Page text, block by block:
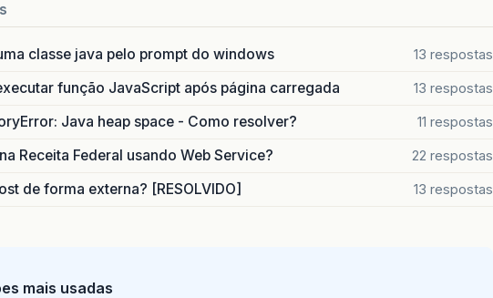
classe java pelo prompt do windows 13 respostas
função JavaScript após página carregada 13 respostas
Java heap space - Como resolver? 11 respostas
Receita Federal usando Web Service? 22 respostas
de forma externa? [RESOLVIDO] 13 respostas
mais usadas